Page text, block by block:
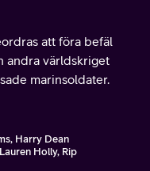
att föra befäl
andra världskriget
marinsoldater.
Harry Dean
Holly, Rip